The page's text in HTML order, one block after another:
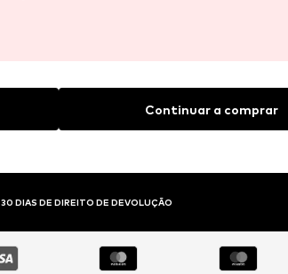
Continuar a comprar
30 DIAS DE DIREITO DE DEVOLUÇÃO